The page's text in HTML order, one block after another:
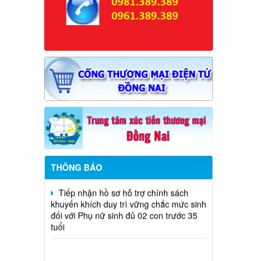
THÔNG BÁO
Thông báo rà soát việc cấp Giấy
chứng nhận quyền sử dụng đất đối với
các trường học, cơ sở giáo dục công lập
trên địa bàn phường
Khám sức khỏe sàng lọc cho trẻ từ 0
đến 6 tuổi
Công khai điều chỉnh chỉ tiêu kế hoạch
đầu tư công năm 2026 (lần 7)
Tiếp nhận hồ sơ hỗ trợ chính sách
khuyến khích duy trì vững chắc mức sinh
đối với Phụ nữ sinh đủ 02 con trước 35
tuổi